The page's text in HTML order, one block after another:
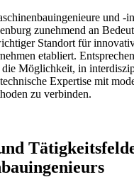
und -
zunehmend an
Standort für
etabliert.
die Möglichkeit, in
Expertise mit
zu verbinden.